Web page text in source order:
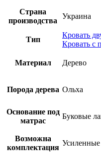
Страна
производства
Украина
Тип
Кровать
Кровать с
Материал Дерево
Порода дерева Ольха
Основание под
матрас
Буковые
Возможна
комплектация